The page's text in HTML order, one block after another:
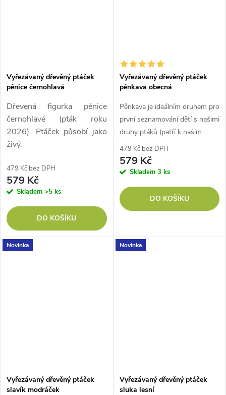
Vyřezávaný dřevěný ptáček
pěnice černohlavá
Dřevená figurka pěnice
černohlavé (pták roku
2026). Ptáček působí jako
živý.
479 Kč bez DPH
579 Kč
Skladem >5 ks
DO KOŠÍKU
Vyřezávaný dřevěný ptáček
pěnkava obecná
Pěnkava je ideálním druhem pro
první seznamování dětí s našimi
druhy ptáků (patří k našim…
479 Kč bez DPH
579 Kč
Skladem 3 ks
DO KOŠÍKU
Novinka
Vyřezávaný dřevěný ptáček
slavík modráček
Novinka
Vyřezávaný dřevěný ptáček
sluka lesní